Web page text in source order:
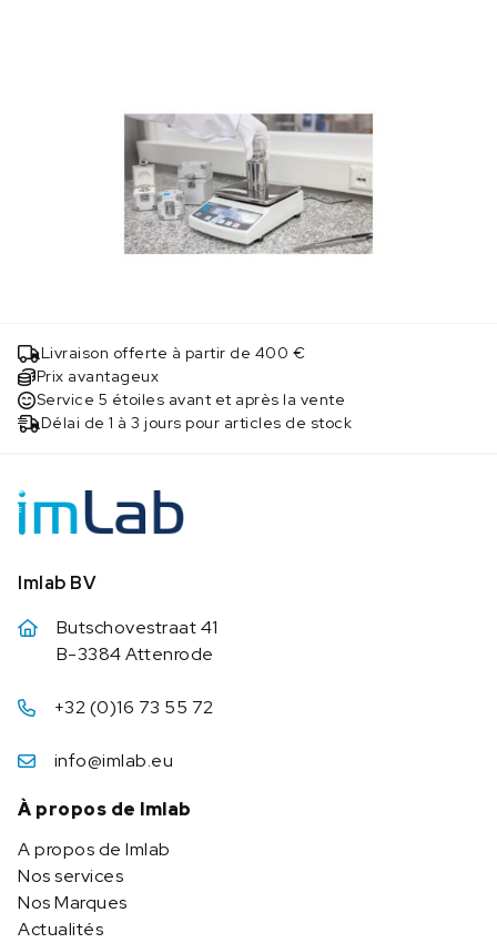
Livraison offerte à partir de 400 €
Prix avantageux
Service 5 étoiles avant et après la vente
Délai de 1 à 3 jours pour articles de stock
Imlab BV
Butschovestraat 41
B-3384 Attenrode
+32 (0)16 73 55 72
info@imlab.eu
À propos de Imlab
A propos de Imlab
Nos services
Nos Marques
Actualités